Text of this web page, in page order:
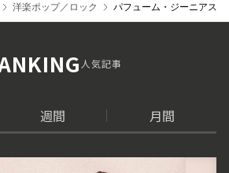
洋楽ポップ／ロック パフューム・ジーニアス
人気記事
週間 月間